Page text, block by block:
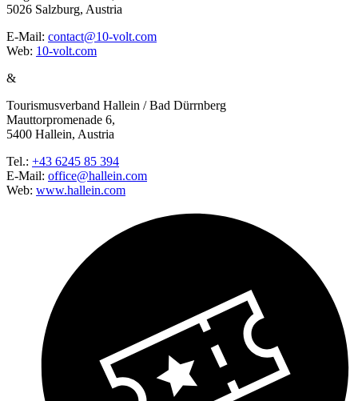
5026 Salzburg, Austria
E-Mail: contact@10-volt.com
Web: 10-volt.com
&
Tourismusverband Hallein / Bad Dürrnberg
Mauttorpromenade 6,
5400 Hallein, Austria
Tel.: +43 6245 85 394
E-Mail: office@hallein.com
Web: www.hallein.com